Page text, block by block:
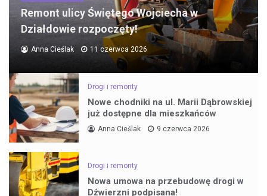
Remont ulicy Świętego Wojciecha w
Działdowie rozpoczęty!
Anna Cieślak 11 czerwca 2026
Drogi i remonty
Nowe chodniki na ul. Marii Dąbrowskiej
już dostępne dla mieszkańców
Anna Cieślak 9 czerwca 2026
Drogi i remonty
Nowa umowa na przebudowę drogi w
Dźwierzni podpisana!